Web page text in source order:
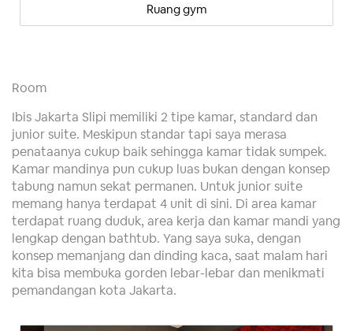
Ruang gym
Room
Ibis Jakarta Slipi memiliki 2 tipe kamar, standard dan
junior suite. Meskipun standar tapi saya merasa
penataanya cukup baik sehingga kamar tidak sumpek.
Kamar mandinya pun cukup luas bukan dengan konsep
tabung namun sekat permanen. Untuk junior suite
memang hanya terdapat 4 unit di sini. Di area kamar
terdapat ruang duduk, area kerja dan kamar mandi yang
lengkap dengan bathtub. Yang saya suka, dengan
konsep memanjang dan dinding kaca, saat malam hari
kita bisa membuka gorden lebar-lebar dan menikmati
pemandangan kota Jakarta.